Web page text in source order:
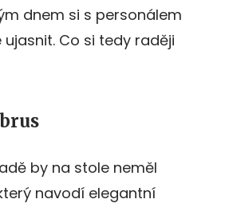
dnem si s personálem
Co si tedy raději
by na stole neměl
navodí elegantní